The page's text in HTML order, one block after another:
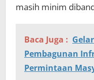
masih minim
Baca Juga :
Pembagunan
Permintaan